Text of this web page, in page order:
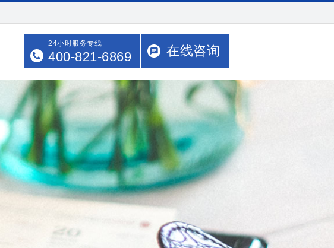
24小时服务专线
400-821-6869 在线咨询